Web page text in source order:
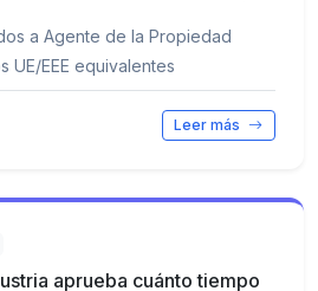
a Agente de la Propiedad
UE/EEE equivalentes
Leer más
aprueba cuánto tiempo